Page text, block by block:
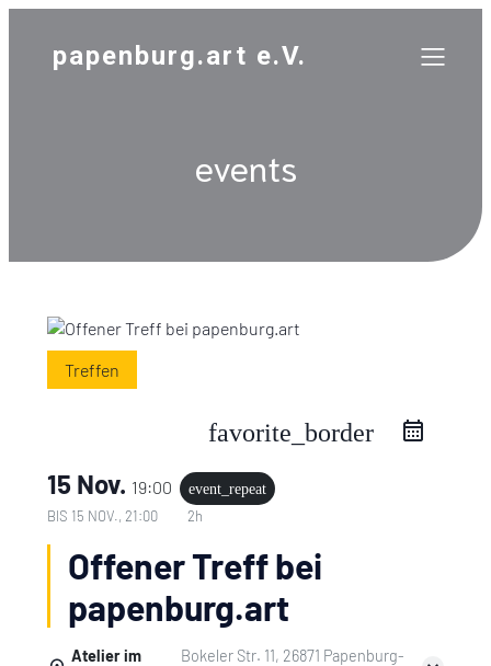
papenburg.art e.V.
events
Treffen
favorite_border
15 Nov. 19:00
event_repeat
BIS 15 NOV., 21:00 2h
Offener Treff bei
papenburg.art
Atelier im
Bokeler Str. 11, 26871 Papenburg-